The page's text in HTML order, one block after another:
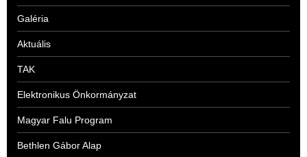
Galéria
Aktuális
TAK
Elektronikus Önkormányzat
Magyar Falu Program
Bethlen Gábor Alap